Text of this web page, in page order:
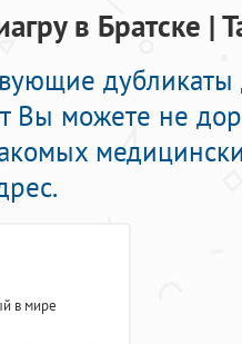
в Братске |
Вы можете не
в мире